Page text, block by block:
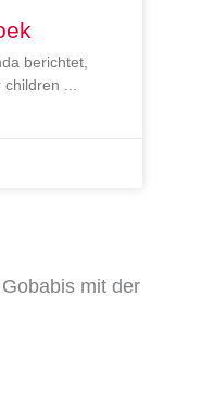
berichtet,
children
mit der